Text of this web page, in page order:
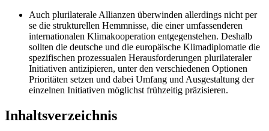
Auch plurilaterale Allianzen überwinden allerdings nicht per
se die strukturellen Hemmnisse, die einer umfassenderen
internationalen Klimakooperation entgegenstehen. Deshalb
sollten die deutsche und die europäische Klimadiplomatie die
spezifischen prozessualen Herausforderungen plurilateraler
Initiativen antizipieren, unter den verschiedenen Optionen
Prioritäten setzen und dabei Umfang und Ausgestaltung der
einzelnen Initiativen möglichst frühzeitig präzisieren.
Inhaltsverzeichnis